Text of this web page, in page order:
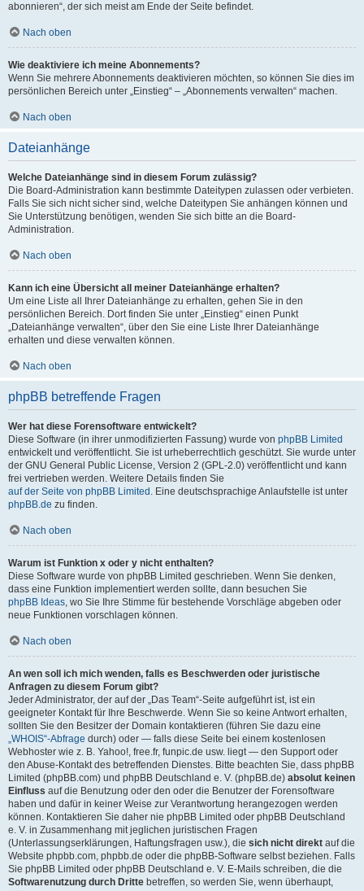
abonnieren“, der sich meist am Ende der Seite befindet.
Nach oben
Wie deaktiviere ich meine Abonnements?
Wenn Sie mehrere Abonnements deaktivieren möchten, so können Sie dies im
persönlichen Bereich unter „Einstieg“ – „Abonnements verwalten“ machen.
Nach oben
Dateianhänge
Welche Dateianhänge sind in diesem Forum zulässig?
Die Board-Administration kann bestimmte Dateitypen zulassen oder verbieten.
Falls Sie sich nicht sicher sind, welche Dateitypen Sie anhängen können und
Sie Unterstützung benötigen, wenden Sie sich bitte an die Board-
Administration.
Nach oben
Kann ich eine Übersicht all meiner Dateianhänge erhalten?
Um eine Liste all Ihrer Dateianhänge zu erhalten, gehen Sie in den
persönlichen Bereich. Dort finden Sie unter „Einstieg“ einen Punkt
„Dateianhänge verwalten“, über den Sie eine Liste Ihrer Dateianhänge
erhalten und diese verwalten können.
Nach oben
phpBB betreffende Fragen
Wer hat diese Forensoftware entwickelt?
Diese Software (in ihrer unmodifizierten Fassung) wurde von phpBB Limited
entwickelt und veröffentlicht. Sie ist urheberrechtlich geschützt. Sie wurde unter
der GNU General Public License, Version 2 (GPL-2.0) veröffentlicht und kann
frei vertrieben werden. Weitere Details finden Sie
auf der Seite von phpBB Limited . Eine deutschsprachige Anlaufstelle ist unter
phpBB.de zu finden.
Nach oben
Warum ist Funktion x oder y nicht enthalten?
Diese Software wurde von phpBB Limited geschrieben. Wenn Sie denken,
dass eine Funktion implementiert werden sollte, dann besuchen Sie
phpBB Ideas, wo Sie Ihre Stimme für bestehende Vorschläge abgeben oder
neue Funktionen vorschlagen können.
Nach oben
An wen soll ich mich wenden, falls es Beschwerden oder juristische
Anfragen zu diesem Forum gibt?
Jeder Administrator, der auf der „Das Team“-Seite aufgeführt ist, ist ein
geeigneter Kontakt für Ihre Beschwerde. Wenn Sie so keine Antwort erhalten,
sollten Sie den Besitzer der Domain kontaktieren (führen Sie dazu eine
„WHOIS“-Abfrage durch) oder — falls diese Seite bei einem kostenlosen
Webhoster wie z. B. Yahoo!, free.fr, funpic.de usw. liegt — den Support oder
den Abuse-Kontakt des betreffenden Dienstes. Bitte beachten Sie, dass phpBB
Limited (phpBB.com) und phpBB Deutschland e. V. (phpBB.de) absolut keinen
Einfluss auf die Benutzung oder den oder die Benutzer der Forensoftware
haben und dafür in keiner Weise zur Verantwortung herangezogen werden
können. Kontaktieren Sie daher nie phpBB Limited oder phpBB Deutschland
e. V. in Zusammenhang mit jeglichen juristischen Fragen
(Unterlassungserklärungen, Haftungsfragen usw.), die sich nicht direkt auf die
Website phpbb.com, phpbb.de oder die phpBB-Software selbst beziehen. Falls
Sie phpBB Limited oder phpBB Deutschland e. V. E-Mails schreiben, die die
Softwarenutzung durch Dritte betreffen, so werden Sie, wenn überhaupt,